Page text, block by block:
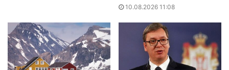
10.08.2026 11:08